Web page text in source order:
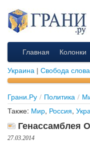
Главная Колонки
Украина | Свобода слова
Грани.Ру / Политика /
Также: Мир, Россия,
Генассамблея
27.03.2014